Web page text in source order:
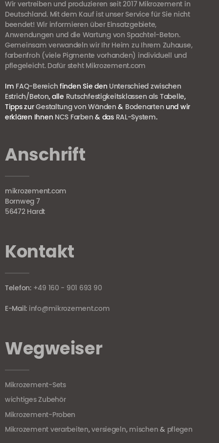
Wir vertreiben und produzieren seit 2017 Mikrozement in
Deutschland. Mit dem Kauf ist unser Service für Sie nicht
beendet! Wir informieren über Einsatzgebiete,
Anwendungen und die Wartung von Spachtel-Beton.
Gemeinsam verwandeln wir Ihr Heim zu Ihrem Zuhause,
farbenfroh (viele Pigmente vorhanden) individuell und
pflegeleicht. Dafür steht Mikrozement.com
Im FAQ-Bereich finden Sie den Unterschied zwischen
Estrich/Beton, alle Rutschfestigkeitsklassen als Tabelle,
Tipps zurGestaltung von Wänden & Bodenarten und wir
erklären Ihnen NCS Farben & das RAL-System.
Anschrift
mikrozement.com
Bornweg 7
56472 Hardt
Kontakt
Telefon: +49 160 - 901 693 90
E-Mail: info@mikrozement.com
Wegweiser
Mikrozement-Sets
wichtiges Zubehör
Mikrozement-Proben
Mikrozement verarbeiten,versiegeln, mischen & pflegen